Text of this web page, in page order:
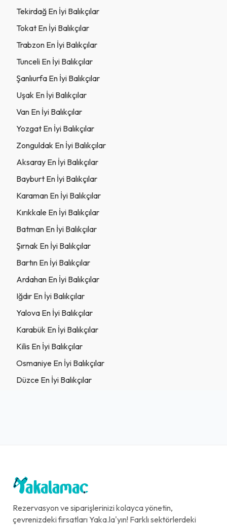
Tekirdağ En İyi Balıkçılar
Tokat En İyi Balıkçılar
Trabzon En İyi Balıkçılar
Tunceli En İyi Balıkçılar
Şanlıurfa En İyi Balıkçılar
Uşak En İyi Balıkçılar
Van En İyi Balıkçılar
Yozgat En İyi Balıkçılar
Zonguldak En İyi Balıkçılar
Aksaray En İyi Balıkçılar
Bayburt En İyi Balıkçılar
Karaman En İyi Balıkçılar
Kırıkkale En İyi Balıkçılar
Batman En İyi Balıkçılar
Şırnak En İyi Balıkçılar
Bartın En İyi Balıkçılar
Ardahan En İyi Balıkçılar
Iğdır En İyi Balıkçılar
Yalova En İyi Balıkçılar
Karabük En İyi Balıkçılar
Kilis En İyi Balıkçılar
Osmaniye En İyi Balıkçılar
Düzce En İyi Balıkçılar
Rezervasyon ve siparişlerinizi kolayca yönetin,
çevrenizdeki fırsatları Yaka.la'yın! Farklı sektörlerdeki